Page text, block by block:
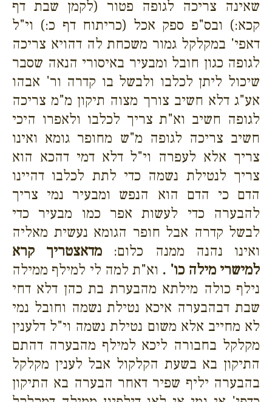
שאינה צריכה לגופה פטור (לקמן שבת דף
קכא:) ובס"פ ספק אכל (כריתוח דף כ:) וי"ל
דאפי' במקלקל גמור משכחת לה דהויא צריכה
לגופה כגון חובל ומבעיר באיסורי הנאה שסבר
שיכול ליתן לכלבו ולבשל בו קדרה ור' אבהו
אע"ג דלא חשיב צורך מצוה תיקון מ"מ צריכה
לגופה חשיב וא"ת צריך לכלבו ולאפרו היכי
חשיב צריכה לגופה מ"ש מחופר גומא ואינו
צריך אלא לעפרה וי"ל דלא דמי דהכא הוא
צריך לנטילת נשמה כדי לתת לכלבו דהיינו
הדם כי הדם הוא הנפש ומבעיר נמי צריך
להבערה כדי לעשות אפר כמו מבעיר כדי
לבשל קדרה אבל חופר הגומא נעשית מאליה
ואינו נהנה ממנה כלום: מדאצטריך קרא
למישרי מילה כו' . וא"ת למה לי למילף ממילה
נילף כולה מילתא מהבערת בת כהן דלא דחי
שבת דבהבערה איכא נטילת נשמה וחובל נמי
לא מחייב אלא משום נטילת נשמה וי"ל דלענין
מקלקל בחבורה ליכא למילף מהבערה דהתם
התיקון בא בשעת הקלקול אבל לענין מקלקל
בהבערה יליף שפיר דאחר הבערה בא התיקון